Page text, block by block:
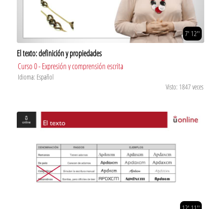
7' 12''
El texto: definición y propiedades
Curso 0 - Expresión y comprensión escrita
Idioma: Español
Visto: 1847 veces